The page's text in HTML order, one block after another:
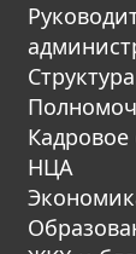
Структура
НЦА